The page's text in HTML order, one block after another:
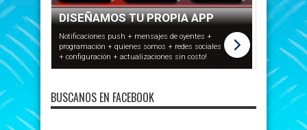
BUSCANOS EN FACEBOOK